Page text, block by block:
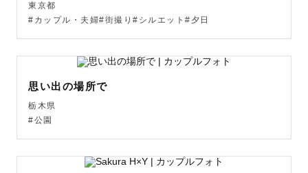
東京都
#カップル・夫婦#街撮り#シルエット#夕日
思い出の場所で
栃木県
#公園